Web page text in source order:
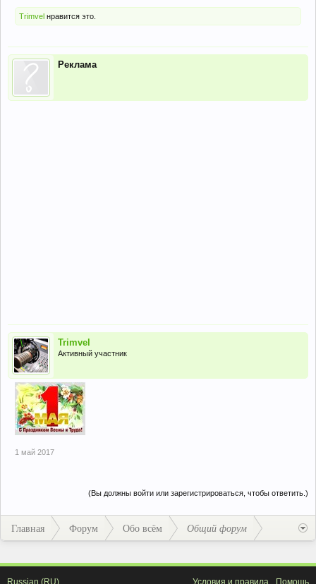
Trimvel нравится это.
Реклама
Trimvel
Активный участник
1 май 2017
(Вы должны войти или зарегистрироваться, чтобы ответить.)
Главная Форум Обо всём Общий форум
Russian (RU) Условия и правила Помощь